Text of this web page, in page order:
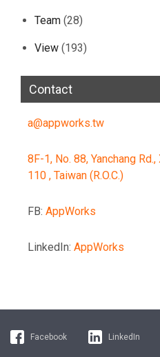
Team (28)
View (193)
Contact
a@appworks.tw
8F-1, No. 88, Yanchang
110 , Taiwan (R.O.C.)
FB: AppWorks
LinkedIn: AppWorks
Facebook LinkedIn